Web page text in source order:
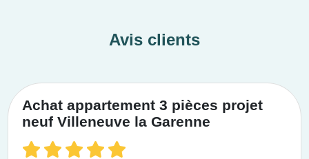
Avis clients
Achat appartement 3 pièces projet
neuf Villeneuve la Garenne